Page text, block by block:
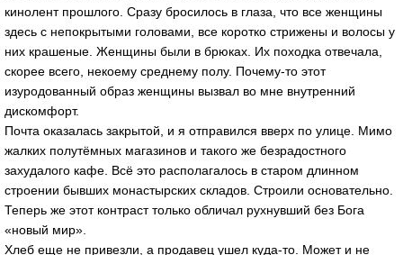
кинолент прошлого. Сразу бросилось в глаза, что все женщины
здесь с непокрытыми головами, все коротко стрижены и волосы у
них крашеные. Женщины были в брюках. Их походка отвечала,
скорее всего, некоему среднему полу. Почему-то этот
изуродованный образ женщины вызвал во мне внутренний
дискомфорт.
Почта оказалась закрытой, и я отправился вверх по улице. Мимо
жалких полутёмных магазинов и такого же безрадостного
захудалого кафе. Всё это располагалось в старом длинном
строении бывших монастырских складов. Строили основательно.
Теперь же этот контраст только обличал рухнувший без Бога
«новый мир».
Хлеб еще не привезли, а продавец ушел куда-то. Может и не